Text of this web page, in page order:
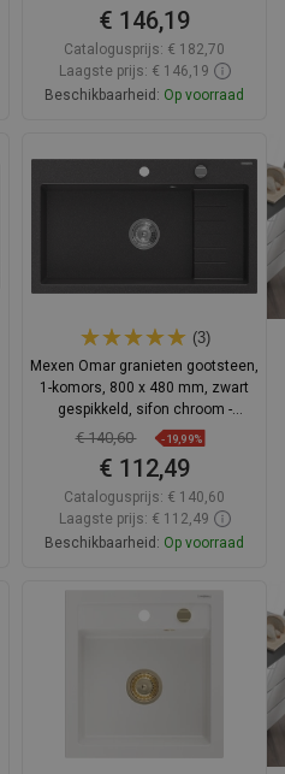
€ 146,19
Catalogusprijs: € 182,70
Laagste prijs: € 146,19
Beschikbaarheid: Op voorraad
favorite_border Favoriet
Vergelijk
(3)
Mexen Omar granieten gootsteen,
1-komors, 800 x 480 mm, zwart
gespikkeld, sifon chroom -
6520801005-76
€ 140,60 -19,99%
€ 112,49
Catalogusprijs: € 140,60
Laagste prijs: € 112,49
Beschikbaarheid: Op voorraad
In winkelwagen
favorite_border